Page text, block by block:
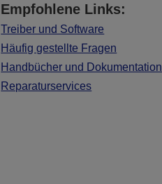
Empfohlene Links:
Treiber und Software
Häufig gestellte Fragen
Handbücher und Dokumentation
Reparaturservices